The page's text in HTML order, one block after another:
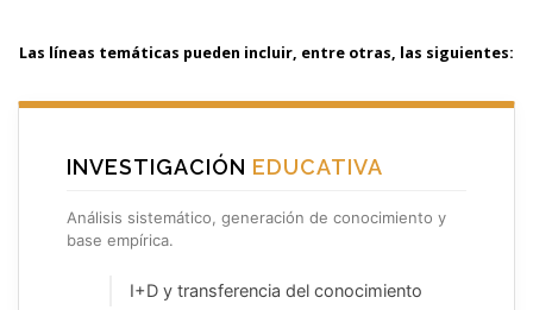
Las líneas temáticas pueden incluir, entre otras, las siguientes:
INVESTIGACIÓN EDUCATIVA
Análisis sistemático, generación de conocimiento y
base empírica.
I+D y transferencia del conocimiento